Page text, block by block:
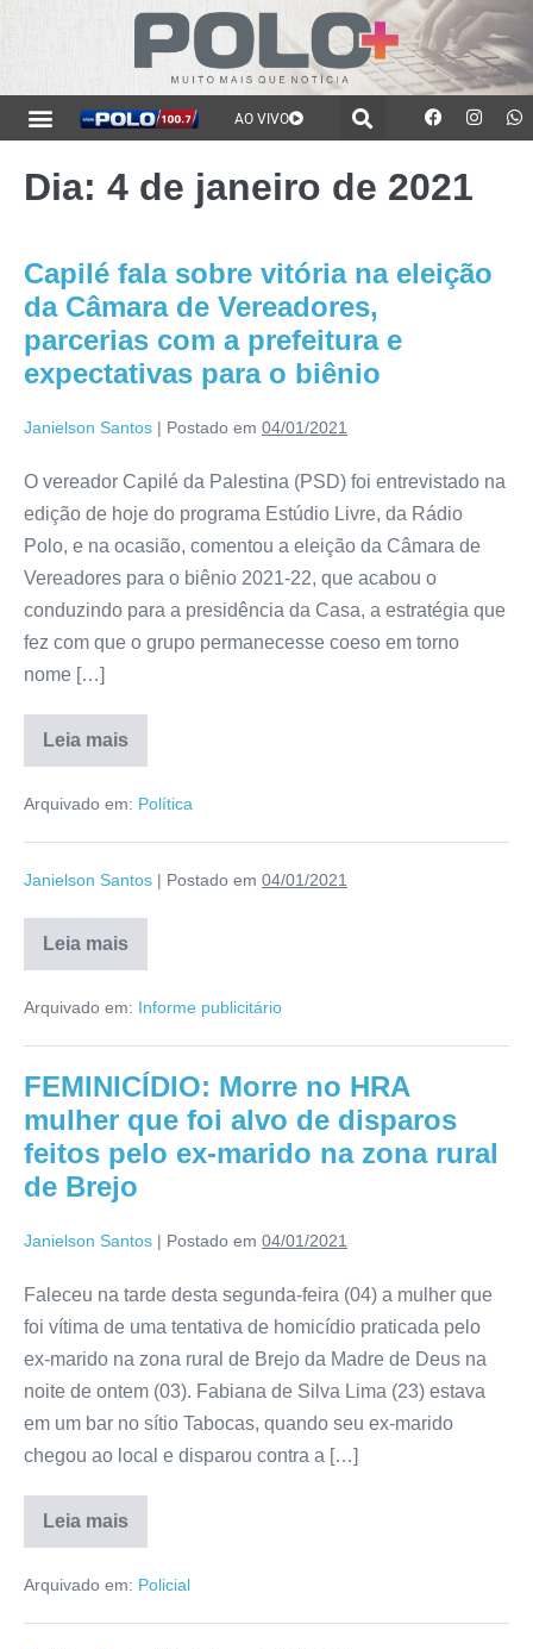
AO VIVO
Dia: 4 de janeiro de 2021
Capilé fala sobre vitória na eleição
da Câmara de Vereadores,
parcerias com a prefeitura e
expectativas para o biênio
Janielson Santos | Postado em 04/01/2021
O vereador Capilé da Palestina (PSD) foi entrevistado na
edição de hoje do programa Estúdio Livre, da Rádio
Polo, e na ocasião, comentou a eleição da Câmara de
Vereadores para o biênio 2021-22, que acabou o
conduzindo para a presidência da Casa, a estratégia que
fez com que o grupo permanecesse coeso em torno
nome […]
Leia mais
Arquivado em: Política
Janielson Santos | Postado em 04/01/2021
Leia mais
Arquivado em: Informe publicitário
FEMINICÍDIO: Morre no HRA
mulher que foi alvo de disparos
feitos pelo ex-marido na zona rural
de Brejo
Janielson Santos | Postado em 04/01/2021
Faleceu na tarde desta segunda-feira (04) a mulher que
foi vítima de uma tentativa de homicídio praticada pelo
ex-marido na zona rural de Brejo da Madre de Deus na
noite de ontem (03). Fabiana de Silva Lima (23) estava
em um bar no sítio Tabocas, quando seu ex-marido
chegou ao local e disparou contra a […]
Leia mais
Arquivado em: Policial